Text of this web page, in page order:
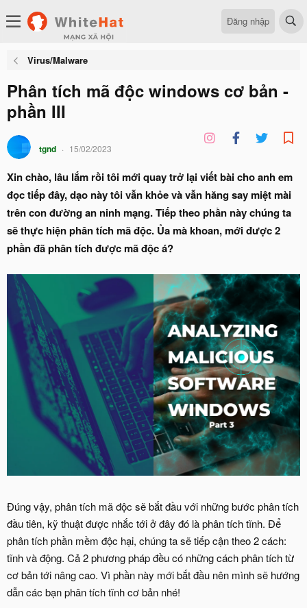
Đăng nhập
Virus/Malware
Phân tích mã độc windows cơ bản -
phần III
tgnd 15/02/2023
Xin chào, lâu lắm rồi tôi mới quay trở lại viết bài cho anh em
đọc tiếp đây, dạo này tôi vẫn khỏe và vẫn hăng say miệt mài
trên con đường an ninh mạng. Tiếp theo phần này chúng ta
sẽ thực hiện phân tích mã độc. Ủa mà khoan, mới được 2
phần đã phân tích được mã độc á?
Đúng vậy, phân tích mã độc sẽ bắt đầu với những bước phân tích
đầu tiên, kỹ thuật được nhắc tới ở đây đó là phân tích tĩnh. Để
phân tích phần mềm độc hại, chúng ta sẽ tiếp cận theo 2 cách:
tĩnh và động. Cả 2 phương pháp đều có những cách phân tích từ
cơ bản tới nâng cao. Vì phần này mới bắt đầu nên mình sẽ hướng
dẫn các bạn phân tích tĩnh cơ bản nhé!